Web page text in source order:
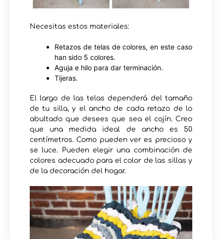
Necesitas estos materiales:
Retazos de telas de colores, en este caso
han sido 5 colores.
Aguja e hilo para dar terminación.
Tijeras.
El largo de las telas dependerá del tamaño
de tu silla, y el ancho de cada retazo de lo
abultado que desees que sea el cojín. Creo
que una medida ideal de ancho es 50
centímetros. Como pueden ver es precioso y
se luce. Pueden elegir una combinación de
colores adecuado para el color de las sillas y
de la decoración del hogar.